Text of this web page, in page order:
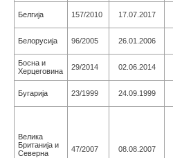
Белгија 157/2010 17.07.2017
Белорусија 96/2005 26.01.2006
Босна и
Херцеговина
29/2014 02.06.2014
Бугарија 23/1999 24.09.1999
Велика
Британија и
Северна
47/2007 08.08.2007